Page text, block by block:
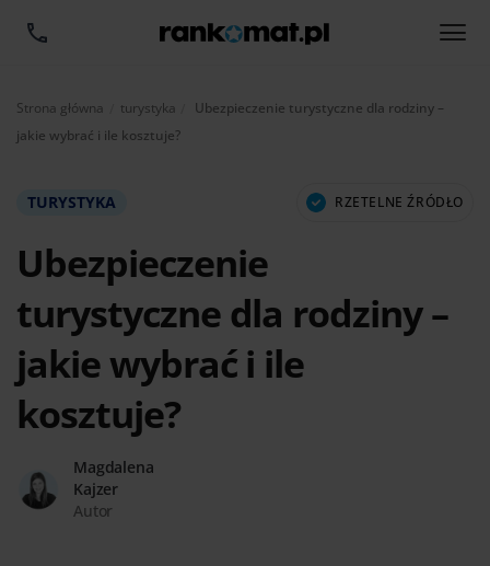
Strona główna turystyka Aktualnie:
Ubezpieczenie turystyczne dla rodziny –
jakie wybrać i ile kosztuje?
TURYSTYKA RZETELNE ŹRÓDŁO
Ubezpieczenie
turystyczne dla rodziny –
jakie wybrać i ile
kosztuje?
Magdalena
Kajzer
Autor